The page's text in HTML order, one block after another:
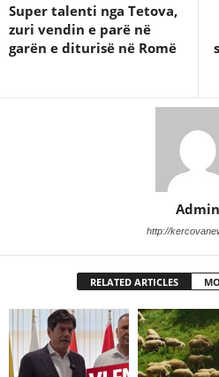
Super talenti nga Tetova,
zuri vendin e parë në
garën e diturisë në Romë
Admin
http://
RELATED ARTICLES